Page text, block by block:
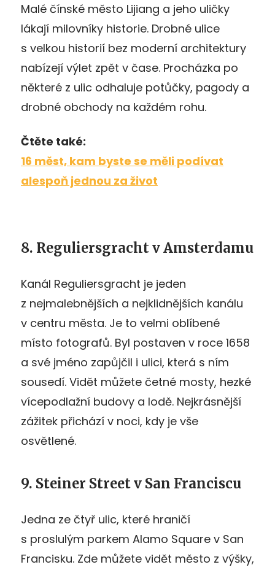
Malé čínské město Lijiang a jeho uličky
lákají milovníky historie. Drobné ulice
s velkou historií bez moderní architektury
nabízejí výlet zpět v čase. Procházka po
některé z ulic odhaluje potůčky, pagody a
drobné obchody na každém rohu.
Čtěte také:
16 měst, kam byste se měli podívat
alespoň jednou za život
8. Reguliersgracht v Amsterdamu
Kanál Reguliersgracht je jeden
z nejmalebnějších a nejklidnějších kanálu
v centru města. Je to velmi oblíbené
místo fotografů. Byl postaven v roce 1658
a své jméno zapůjčil i ulici, která s ním
sousedí. Vidět můžete četné mosty, hezké
vícepodlažní budovy a lodě. Nejkrásnější
zážitek přichází v noci, kdy je vše
osvětlené.
9. Steiner Street v San Franciscu
Jedna ze čtyř ulic, které hraničí
s proslulým parkem Alamo Square v San
Francisku. Zde můžete vidět město z výšky,